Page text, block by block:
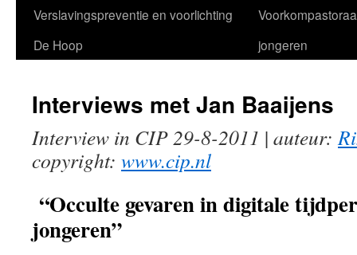
Verslavingspreventie en voorlichting
De Hoop
jongeren
Interviews met Jan Baaijens
Interview in CIP 29-8-2011 | auteur:
copyright: www.cip.nl
“Occulte gevaren in digitale
jongeren”